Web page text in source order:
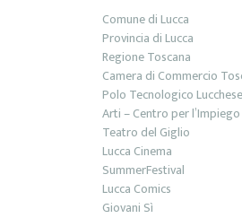
Comune di Lucca
Provincia di Lucca
Regione Toscana
Camera di Commercio
Polo Tecnologico Lucchese
Arti – Centro per l’Impiego
Teatro del Giglio
Lucca Cinema
SummerFestival
Lucca Comics
Giovani Sì